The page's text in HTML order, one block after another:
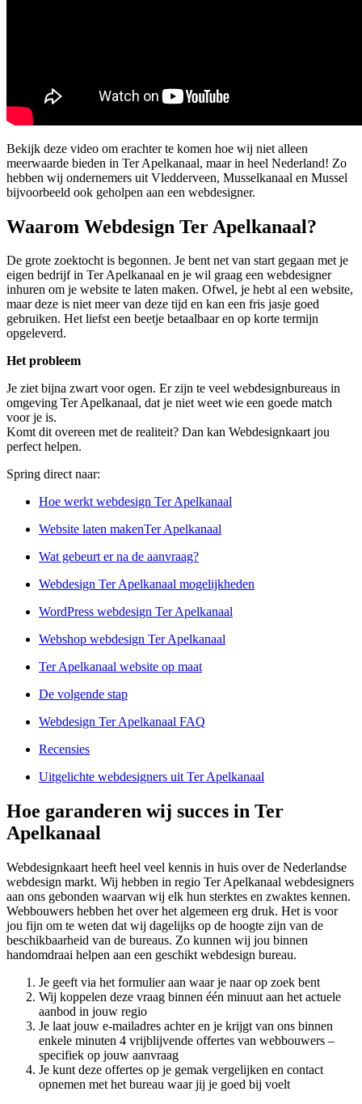
Bekijk deze video om erachter te komen hoe wij niet alleen
meerwaarde bieden in Ter Apelkanaal, maar in heel Nederland! Zo
hebben wij ondernemers uit Vledderveen, Musselkanaal en Mussel
bijvoorbeeld ook geholpen aan een webdesigner.
Waarom Webdesign Ter Apelkanaal?
De grote zoektocht is begonnen. Je bent net van start gegaan met je
eigen bedrijf in Ter Apelkanaal en je wil graag een webdesigner
inhuren om je website te laten maken. Ofwel, je hebt al een website,
maar deze is niet meer van deze tijd en kan een fris jasje goed
gebruiken. Het liefst een beetje betaalbaar en op korte termijn
opgeleverd.
Het probleem
Je ziet bijna zwart voor ogen. Er zijn te veel webdesignbureaus in
omgeving Ter Apelkanaal, dat je niet weet wie een goede match
voor je is.
Komt dit overeen met de realiteit? Dan kan Webdesignkaart jou
perfect helpen.
Spring direct naar:
Hoe werkt webdesign Ter Apelkanaal
Website laten makenTer Apelkanaal
Wat gebeurt er na de aanvraag?
Webdesign Ter Apelkanaal mogelijkheden
WordPress webdesign Ter Apelkanaal
Webshop webdesign Ter Apelkanaal
Ter Apelkanaal website op maat
De volgende stap
Webdesign Ter Apelkanaal FAQ
Recensies
Uitgelichte webdesigners uit Ter Apelkanaal
Hoe garanderen wij succes in Ter
Apelkanaal
Webdesignkaart heeft heel veel kennis in huis over de Nederlandse
webdesign markt. Wij hebben in regio Ter Apelkanaal webdesigners
aan ons gebonden waarvan wij elk hun sterktes en zwaktes kennen.
Webbouwers hebben het over het algemeen erg druk. Het is voor
jou fijn om te weten dat wij dagelijks op de hoogte zijn van de
beschikbaarheid van de bureaus. Zo kunnen wij jou binnen
handomdraai helpen aan een geschikt webdesign bureau.
Je geeft via het formulier aan waar je naar op zoek bent
Wij koppelen deze vraag binnen één minuut aan het actuele
aanbod in jouw regio
Je laat jouw e-mailadres achter en je krijgt van ons binnen
enkele minuten 4 vrijblijvende offertes van webbouwers –
specifiek op jouw aanvraag
Je kunt deze offertes op je gemak vergelijken en contact
opnemen met het bureau waar jij je goed bij voelt